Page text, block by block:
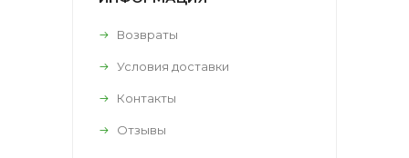
Возвраты
Условия доставки
Контакты
Отзывы